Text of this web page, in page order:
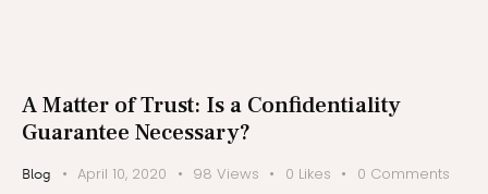
A Matter of Trust: Is a Confidentiality
Guarantee Necessary?
Blog April 10, 2020 98 Views 0 Likes 0 Comments